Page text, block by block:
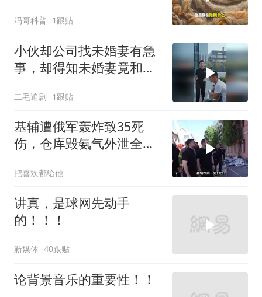
冯哥科普 1跟贴
小伙却公司找未婚妻有急
事，却得知未婚妻竟和别
二毛追剧 1跟贴
基辅遭俄军轰炸致35死
伤，仓库毁氨气外泄全城
把喜欢都给他
讲真，是球网先动手
的！！！
新媒体 40跟贴
论背景音乐的重要性！！